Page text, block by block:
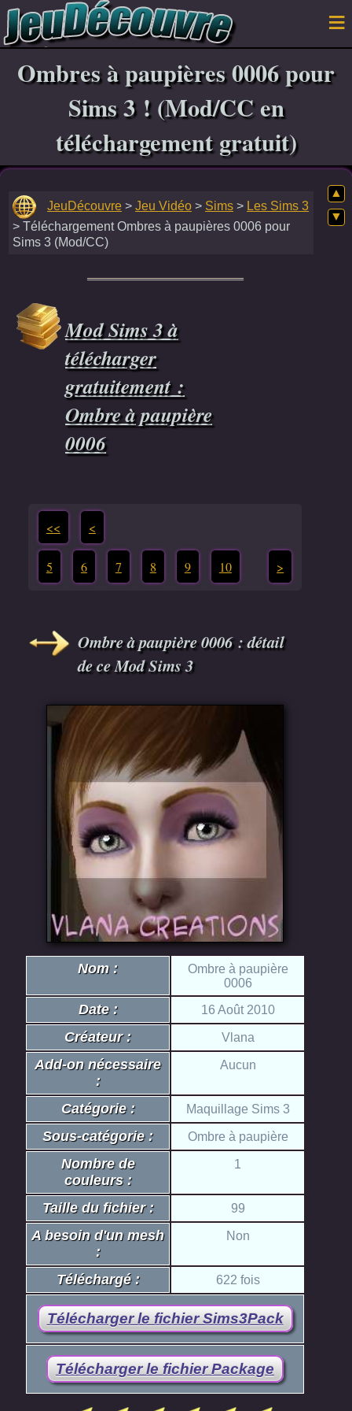
Ombres à paupières 0006 pour
Sims 3 ! (Mod/CC en
téléchargement gratuit)
JeuDécouvre > Jeu Vidéo > Sims > Les Sims 3
> Téléchargement Ombres à paupières 0006 pour
Sims 3 (Mod/CC)
Mod Sims 3 à
télécharger
gratuitement :
Ombre à paupière
0006
<< <
5 6 7 8 9 10 >
Ombre à paupière 0006 : détail
de ce Mod Sims 3
Nom :
Ombre à paupière
0006
Date : 16 Août 2010
Créateur : Vlana
Add-on nécessaire
:
Aucun
Catégorie : Maquillage Sims 3
Sous-catégorie : Ombre à paupière
Nombre de
couleurs :
1
Taille du fichier : 99
A besoin d'un mesh
:
Non
Téléchargé : 622 fois
Télécharger le fichier Sims3Pack
Télécharger le fichier Package
▲
▼